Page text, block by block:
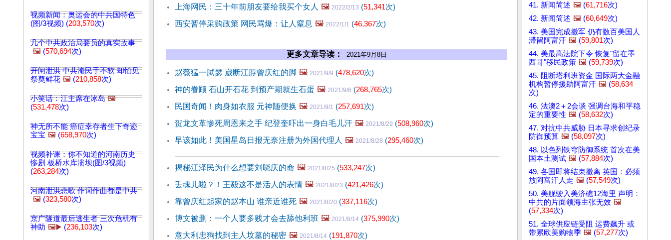
视频新闻：奥运会的中共国特色
(图/3视频) (203,570次)
几个中共政治局要员的真实故事
🖼️ (570,694次)
开闸泄洪 中共淹民手不软 却怕见
祭奠鲜花 🖼️ (210,858次)
小笑话：江主席在冰岛 🖼️
(531,478次)
神无所不能 癌症幸存者生下奇迹
宝宝 🖼️ (658,970次)
视频补课：你不知道的河南历史
惨剧 板桥水库溃坝(图/3视频)
(263,284次)
河南泄洪悲歌 作词作曲都是中共
🖼️ (323,580次)
京广隧道最后逃生者 三次危机有
神助 🖼️▶️ (236,103次)
上海网民：三十年前朋友要给我买个女人 🖼️ 2022/2/13 (51,341次)
西安暂停采购政策 网民骂爆：让人窒息 🖼️ 2022/1/1 (46,367次)
更多文章导读： 2021年9月8日
赵薇猛一脦瑟 崴断江脖曾庆红的脚 🖼️ 2021/9/9 (478,620次)
神的眷顾 石山开石花 到预产期就生石蛋 🖼️ 2021/9/6 (268,765次)
民国奇闻！肉身如衣服 元神随便换 🖼️ 2021/9/1 (257,691次)
贺龙文革惨死周恩来之手 纪登奎吓出一身白毛儿汗 🖼️ 2021/8/29 (508,960次)
早该如此！美国星岛日报无奈注册为外国代理人 🖼️ 2021/8/28 (295,460次)
揭秘江泽民为什么想要刘晓庆的命 🖼️ 2021/8/25 (533,247次)
丢魂儿啦？！王毅这不是活人的表情 🖼️ 2021/8/23 (421,426次)
靠曾庆红起家的赵本山 谁亲近谁死 🖼️ 2021/8/20 (337,116次)
博文被删：一个人要多贱才会去舔他利班 🖼️ 2021/8/14 (375,990次)
意大利忠狗找到主人坟墓的秘密 🖼️ 2021/8/14 (191,870次)
41. 新闻简述 🖼️ (61,716次)
42. 新闻简述 🖼️ (60,649次)
43. 美国完成撤军 仍有数百美国人
滞留阿富汗 🖼️ (59,801次)
44. 美最高法院下令 恢复"留在墨
西哥"移民政策 🖼️ (59,739次)
45. 阻断塔利班资金 国际两大金融
机构暂停援助阿富汗 🖼️ (58,634
次)
46. 法澳2＋2会谈 强调台海和平稳
定的重要性 🖼️ (58,632次)
47. 对抗中共威胁 日本寻求创纪录
防御预算 🖼️ (58,097次)
48. 以色列铁穹防御系统 首次在美
国本土测试 🖼️ (57,884次)
49. 各国即将结束撤离 英国：必须
放阿富汗人走 🖼️ (57,549次)
50. 美舰驶入美济礁12海里 声明：
中共的片面领海主张无效 🖼️
(57,334次)
51. 全球供应链受阻 运费飙升 或
带累欧美购物季 🖼️ (57,277次)